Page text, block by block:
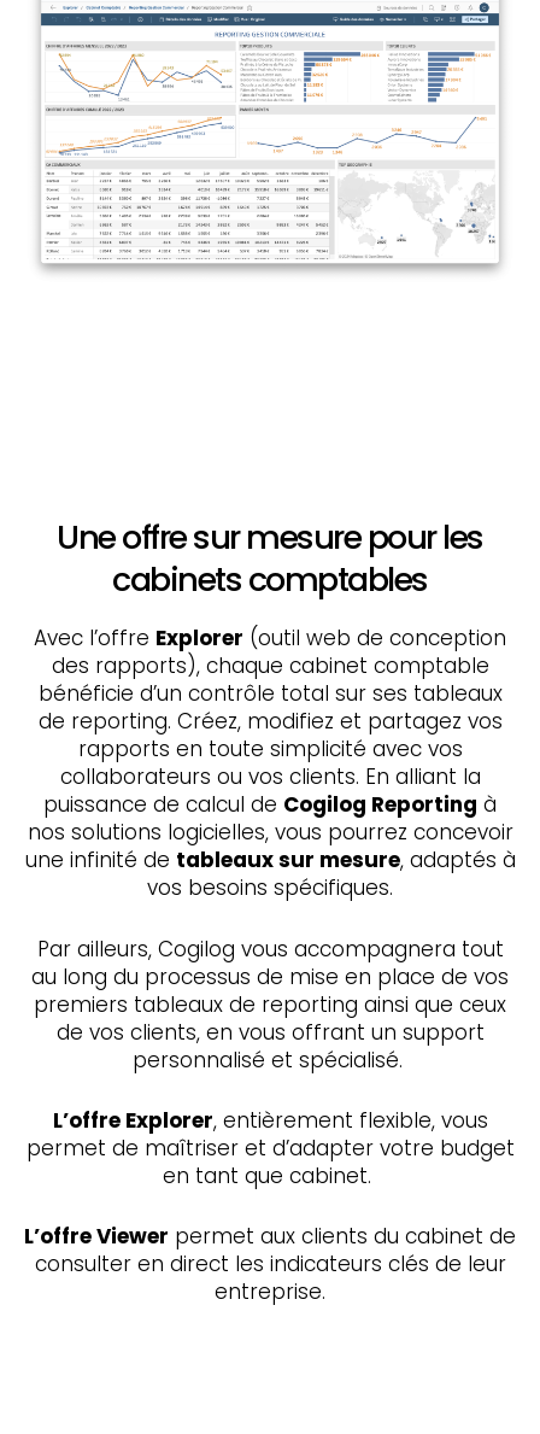
Une offre sur mesure pour les
cabinets comptables
Avec l’offre Explorer (outil web de conception
des rapports), chaque cabinet comptable
bénéficie d’un contrôle total sur ses tableaux
de reporting. Créez, modifiez et partagez vos
rapports en toute simplicité avec vos
collaborateurs ou vos clients. En alliant la
puissance de calcul de Cogilog Reporting à
nos solutions logicielles, vous pourrez concevoir
une infinité de tableaux sur mesure, adaptés à
vos besoins spécifiques.
Par ailleurs, Cogilog vous accompagnera tout
au long du processus de mise en place de vos
premiers tableaux de reporting ainsi que ceux
de vos clients, en vous offrant un support
personnalisé et spécialisé.
L’offre Explorer, entièrement flexible, vous
permet de maîtriser et d’adapter votre budget
en tant que cabinet.
L’offre Viewer permet aux clients du cabinet de
consulter en direct les indicateurs clés de leur
entreprise.